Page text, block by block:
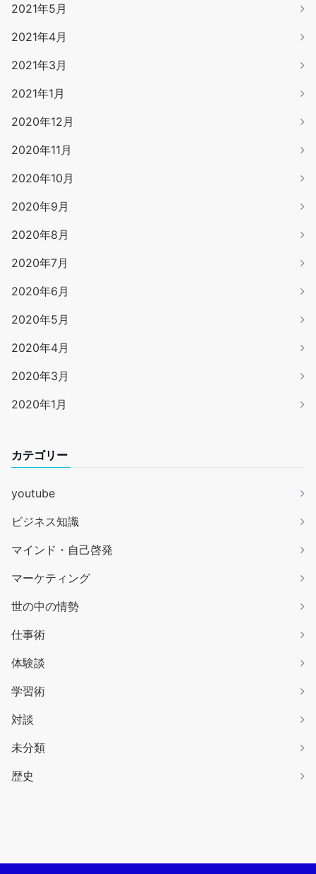
2021年5月
2021年4月
2021年3月
2021年1月
2020年12月
2020年11月
2020年10月
2020年9月
2020年8月
2020年7月
2020年6月
2020年5月
2020年4月
2020年3月
2020年1月
カテゴリー
youtube
ビジネス知識
マインド・自己啓発
マーケティング
世の中の情勢
仕事術
体験談
学習術
対談
未分類
歴史